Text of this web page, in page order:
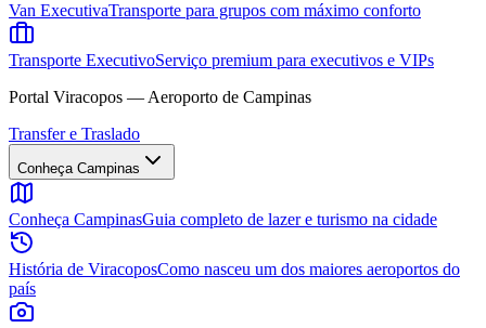
Van ExecutivaTransporte para grupos com máximo conforto
Transporte ExecutivoServiço premium para executivos e VIPs
Portal Viracopos — Aeroporto de Campinas
Transfer e Traslado
Conheça Campinas
Conheça CampinasGuia completo de lazer e turismo na cidade
História de ViracoposComo nasceu um dos maiores aeroportos do
país